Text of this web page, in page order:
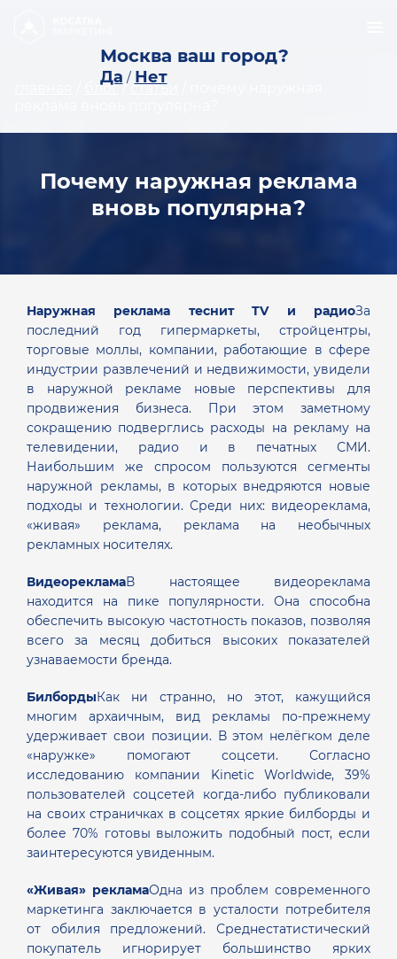
Москва ваш город?
Да / Нет
блог / статьи
Почему наружная реклама
вновь популярна?
Наружная реклама теснит TV и радиоЗа
последний год гипермаркеты, стройцентры,
торговые моллы, компании, работающие в сфере
индустрии развлечений и недвижимости, увидели
в наружной рекламе новые перспективы для
продвижения бизнеса. При этом заметному
сокращению подверглись расходы на рекламу на
телевидении, радио и в печатных СМИ.
Наибольшим же спросом пользуются сегменты
наружной рекламы, в которых внедряются новые
подходы и технологии. Среди них: видеореклама,
«живая» реклама, реклама на необычных
рекламных носителях.
ВидеорекламаВ настоящее видеореклама
находится на пике популярности. Она способна
обеспечить высокую частотность показов, позволяя
всего за месяц добиться высоких показателей
узнаваемости бренда.
БилбордыКак ни странно, но этот, кажущийся
многим архаичным, вид рекламы по-прежнему
удерживает свои позиции. В этом нелёгком деле
«наружке» помогают соцсети. Согласно
исследованию компании Kinetic Worldwide, 39%
пользователей соцсетей когда-либо публиковали
на своих страничках в соцсетях яркие билборды и
более 70% готовы выложить подобный пост, если
заинтересуются увиденным.
«Живая» рекламаОдна из проблем современного
маркетинга заключается в усталости потребителя
от обилия предложений. Среднестатистический
покупатель игнорирует большинство ярких